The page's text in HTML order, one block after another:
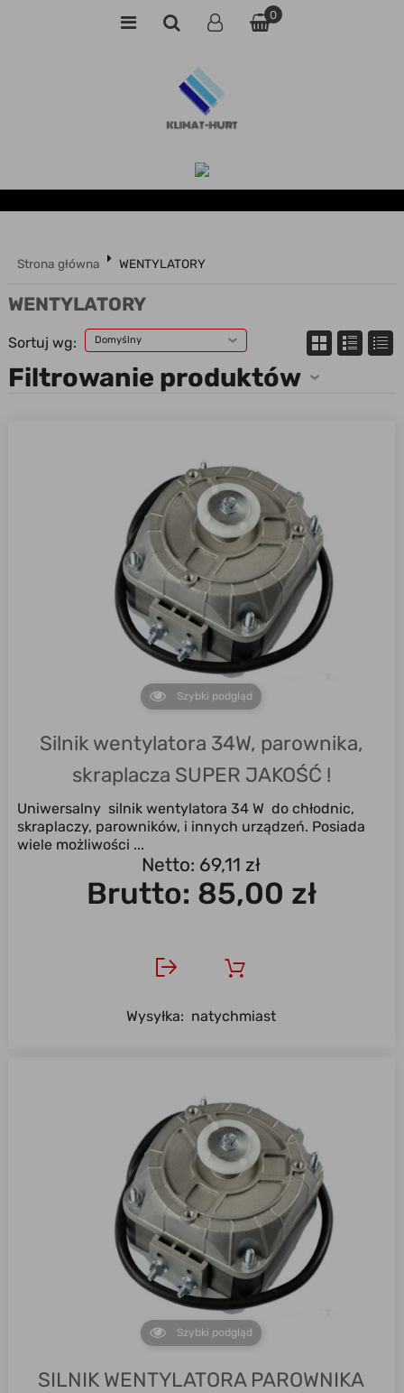
0
Strona główna WENTYLATORY
WENTYLATORY
Sortuj wg: Domyślny
Filtrowanie produktów
Szybki podgląd
Silnik wentylatora 34W, parownika,
skraplacza SUPER JAKOŚĆ !
Uniwersalny silnik wentylatora 34 W do chłodnic,
skraplaczy, parowników, i innych urządzeń. Posiada
wiele możliwości ...
Netto: 69,11 zł
Brutto: 85,00 zł
Wysyłka: natychmiast
Szybki podgląd
SILNIK WENTYLATORA PAROWNIKA